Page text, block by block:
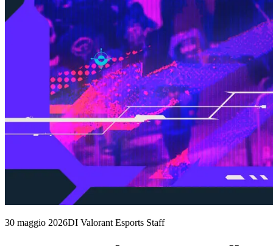
30 maggio 2026DI Valorant Esports Staff